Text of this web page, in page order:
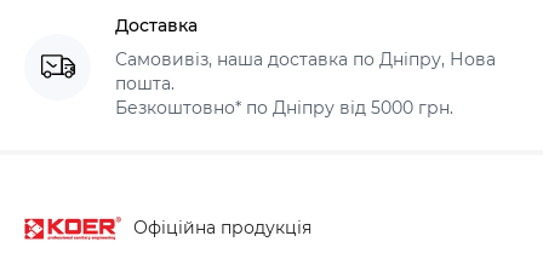
Доставка
Самовивіз, наша доставка по Дніпру, Нова
пошта.
Безкоштовно* по Дніпру від 5000 грн.
Офіційна продукція